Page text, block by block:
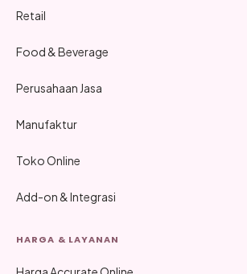
Retail
Food & Beverage
Perusahaan Jasa
Manufaktur
Toko Online
Add-on & Integrasi
HARGA & LAYANAN